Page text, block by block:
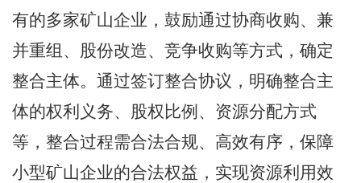
有的多家矿山企业，鼓励通过协商收购、兼
并重组、股份改造、竞争收购等方式，确定
整合主体。通过签订整合协议，明确整合主
体的权利义务、股权比例、资源分配方式
等，整合过程需合法合规、高效有序，保障
小型矿山企业的合法权益，实现资源利用效